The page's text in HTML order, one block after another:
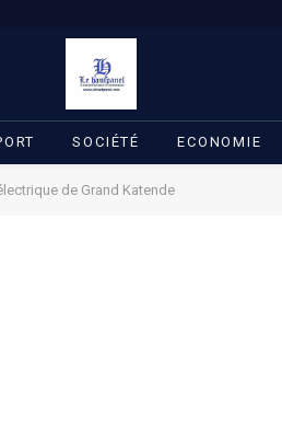
SOCIÉTÉ ECONOMIE
de Grand Katende